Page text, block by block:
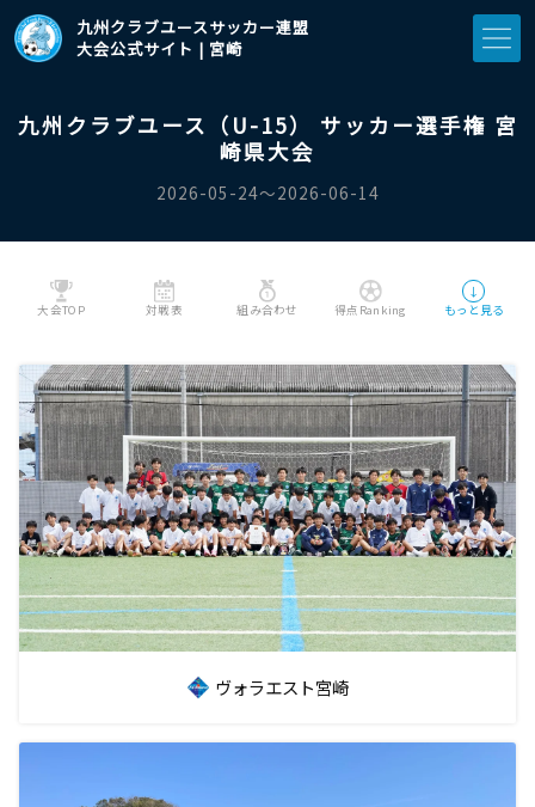
九州クラブユースサッカー連盟
大会公式サイト | 宮崎
九州クラブユース（U-15） サッカー選手権 宮
崎県大会
2026-05-24〜2026-06-14
大会TOP 対戦表 組み合わせ 得点Ranking
↓
もっと見る
ヴォラエスト宮崎